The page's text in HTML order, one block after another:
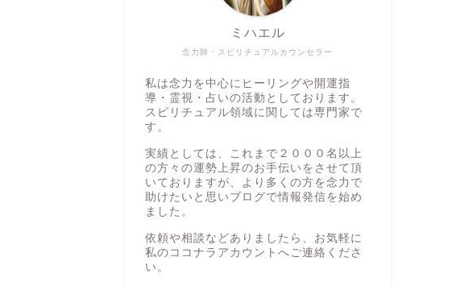
念力師・スピリチュアルカウンセラー
ミハエル
私は念力を中心にヒーリングや開運指
導・霊視・占いの活動としております。
スピリチュアル領域に関しては専門家で
す。
実績としては、これまで２０００名以上
の方々の運勢上昇のお手伝いをさせて頂
いておりますが、より多くの方を念力で
助けたいと思いブログで情報発信を始め
ました。
依頼や相談などありましたら、お気軽に
私の ココナラアカウント へご連絡くださ
い。